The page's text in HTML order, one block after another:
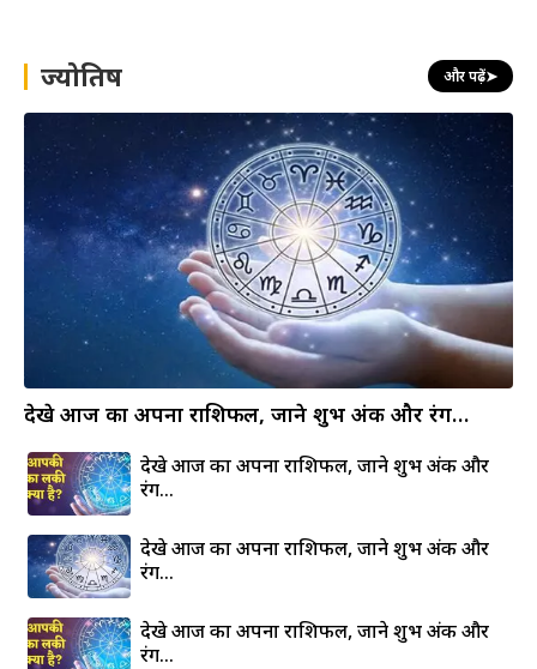
h ज्योतिष और पढ़ें➤
देखे आज का अपना राशिफल, जाने शुभ अंक और रंग…
देखे आज का अपना राशिफल, जाने शुभ अंक और
रंग…
देखे आज का अपना राशिफल, जाने शुभ अंक और
रंग…
देखे आज का अपना राशिफल, जाने शुभ अंक और
रंग…